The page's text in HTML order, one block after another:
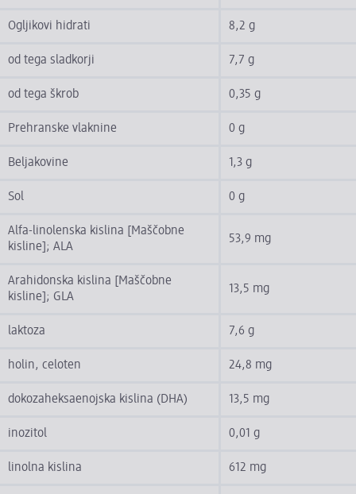
Ogljikovi hidrati 8,2 g
od tega sladkorji 7,7 g
od tega škrob 0,35 g
Prehranske vlaknine 0 g
Beljakovine 1,3 g
Sol 0 g
Alfa-linolenska kislina [Maščobne
kisline]; ALA
53,9 mg
Arahidonska kislina [Maščobne
kisline]; GLA
13,5 mg
laktoza 7,6 g
holin, celoten 24,8 mg
dokozaheksaenojska kislina (DHA) 13,5 mg
inozitol 0,01 g
linolna kislina 612 mg